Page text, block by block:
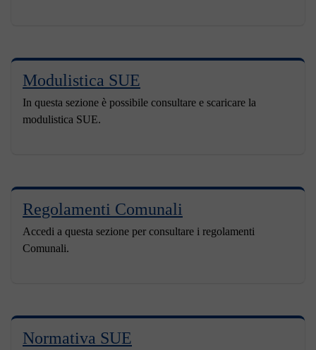
Modulistica SUE
In questa sezione è possibile consultare e scaricare la
modulistica SUE.
Regolamenti Comunali
Accedi a questa sezione per consultare i regolamenti
Comunali.
Normativa SUE